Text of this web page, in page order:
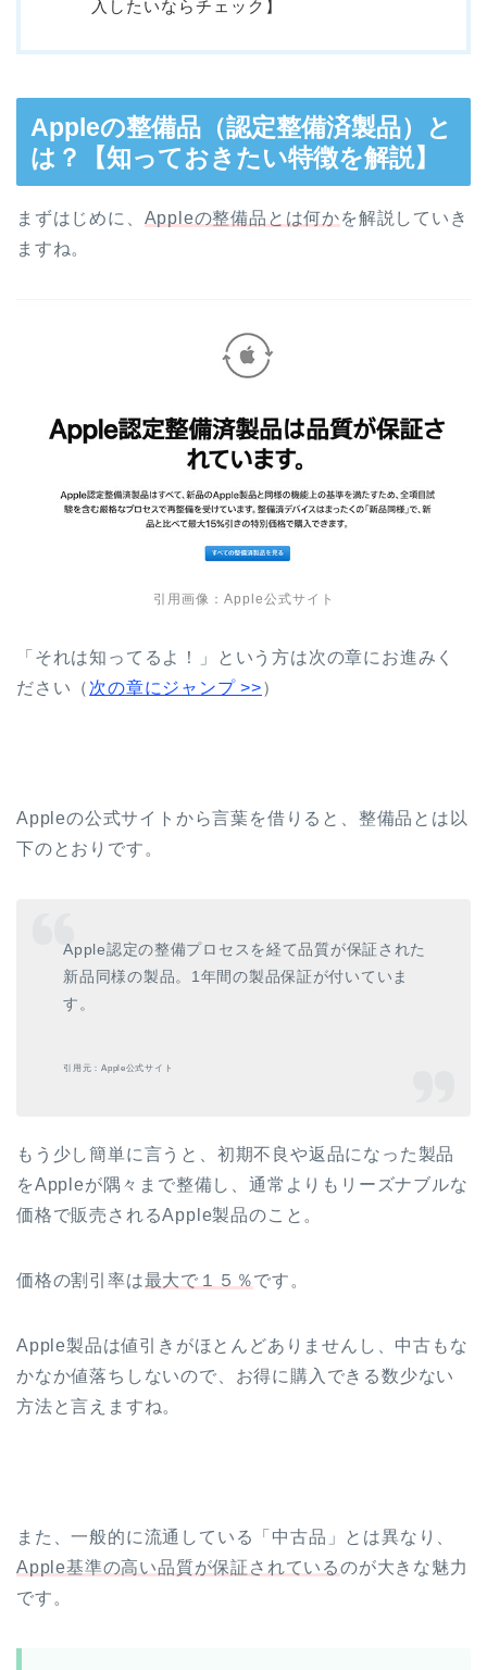
入したいならチェック】
Appleの整備品（認定整備済製品）と
は？【知っておきたい特徴を解説】
まずはじめに、 Appleの整備品とは何かを解説していき
ますね。
引用画像：Apple公式サイト
「それは知ってるよ！」という方は次の章にお進みく
ださい（ 次の章にジャンプ >>）
Appleの公式サイトから言葉を借りると、整備品とは以
下のとおりです。
Apple認定の整備プロセスを経て品質が保証された
新品同様の製品。1年間の製品保証が付いていま
す。
引用元：Apple公式サイト
もう少し簡単に言うと、初期不良や返品になった製品
をAppleが隅々まで整備し、通常よりもリーズナブルな
価格で販売されるApple製品のこと。
価格の割引率は最大で１５％です。
Apple製品は値引きがほとんどありませんし、中古もな
かなか値落ちしないので、お得に購入できる数少ない
方法と言えますね。
また、一般的に流通している「中古品」とは異なり、
Apple基準の高い品質が保証されているのが大きな魅力
です。